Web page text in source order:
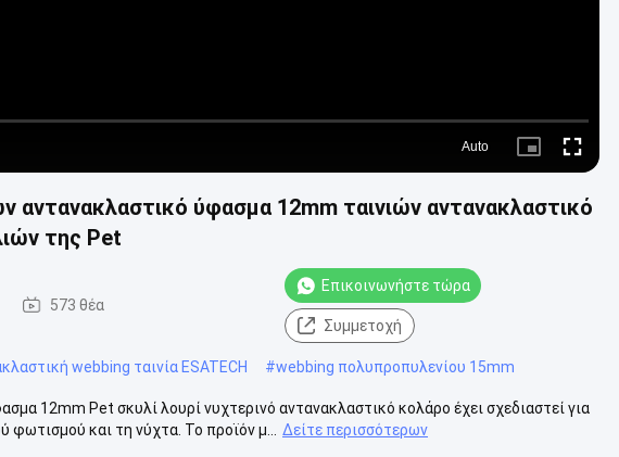
Auto
Picture- Fullscreen
αντανακλαστικό ύφασμα 12mm ταινιών αντανακλαστικό
της Pet
573 θέα
Επικοινωνήστε τώρα
Συμμετοχή
webbing ταινία ESATECH #webbing πολυπροπυλενίου 15mm
12mm Pet σκυλί λουρί νυχτερινό αντανακλαστικό κολάρο έχει σχεδιαστεί για
και τη νύχτα. Το προϊόν μ...
Δείτε περισσότερων